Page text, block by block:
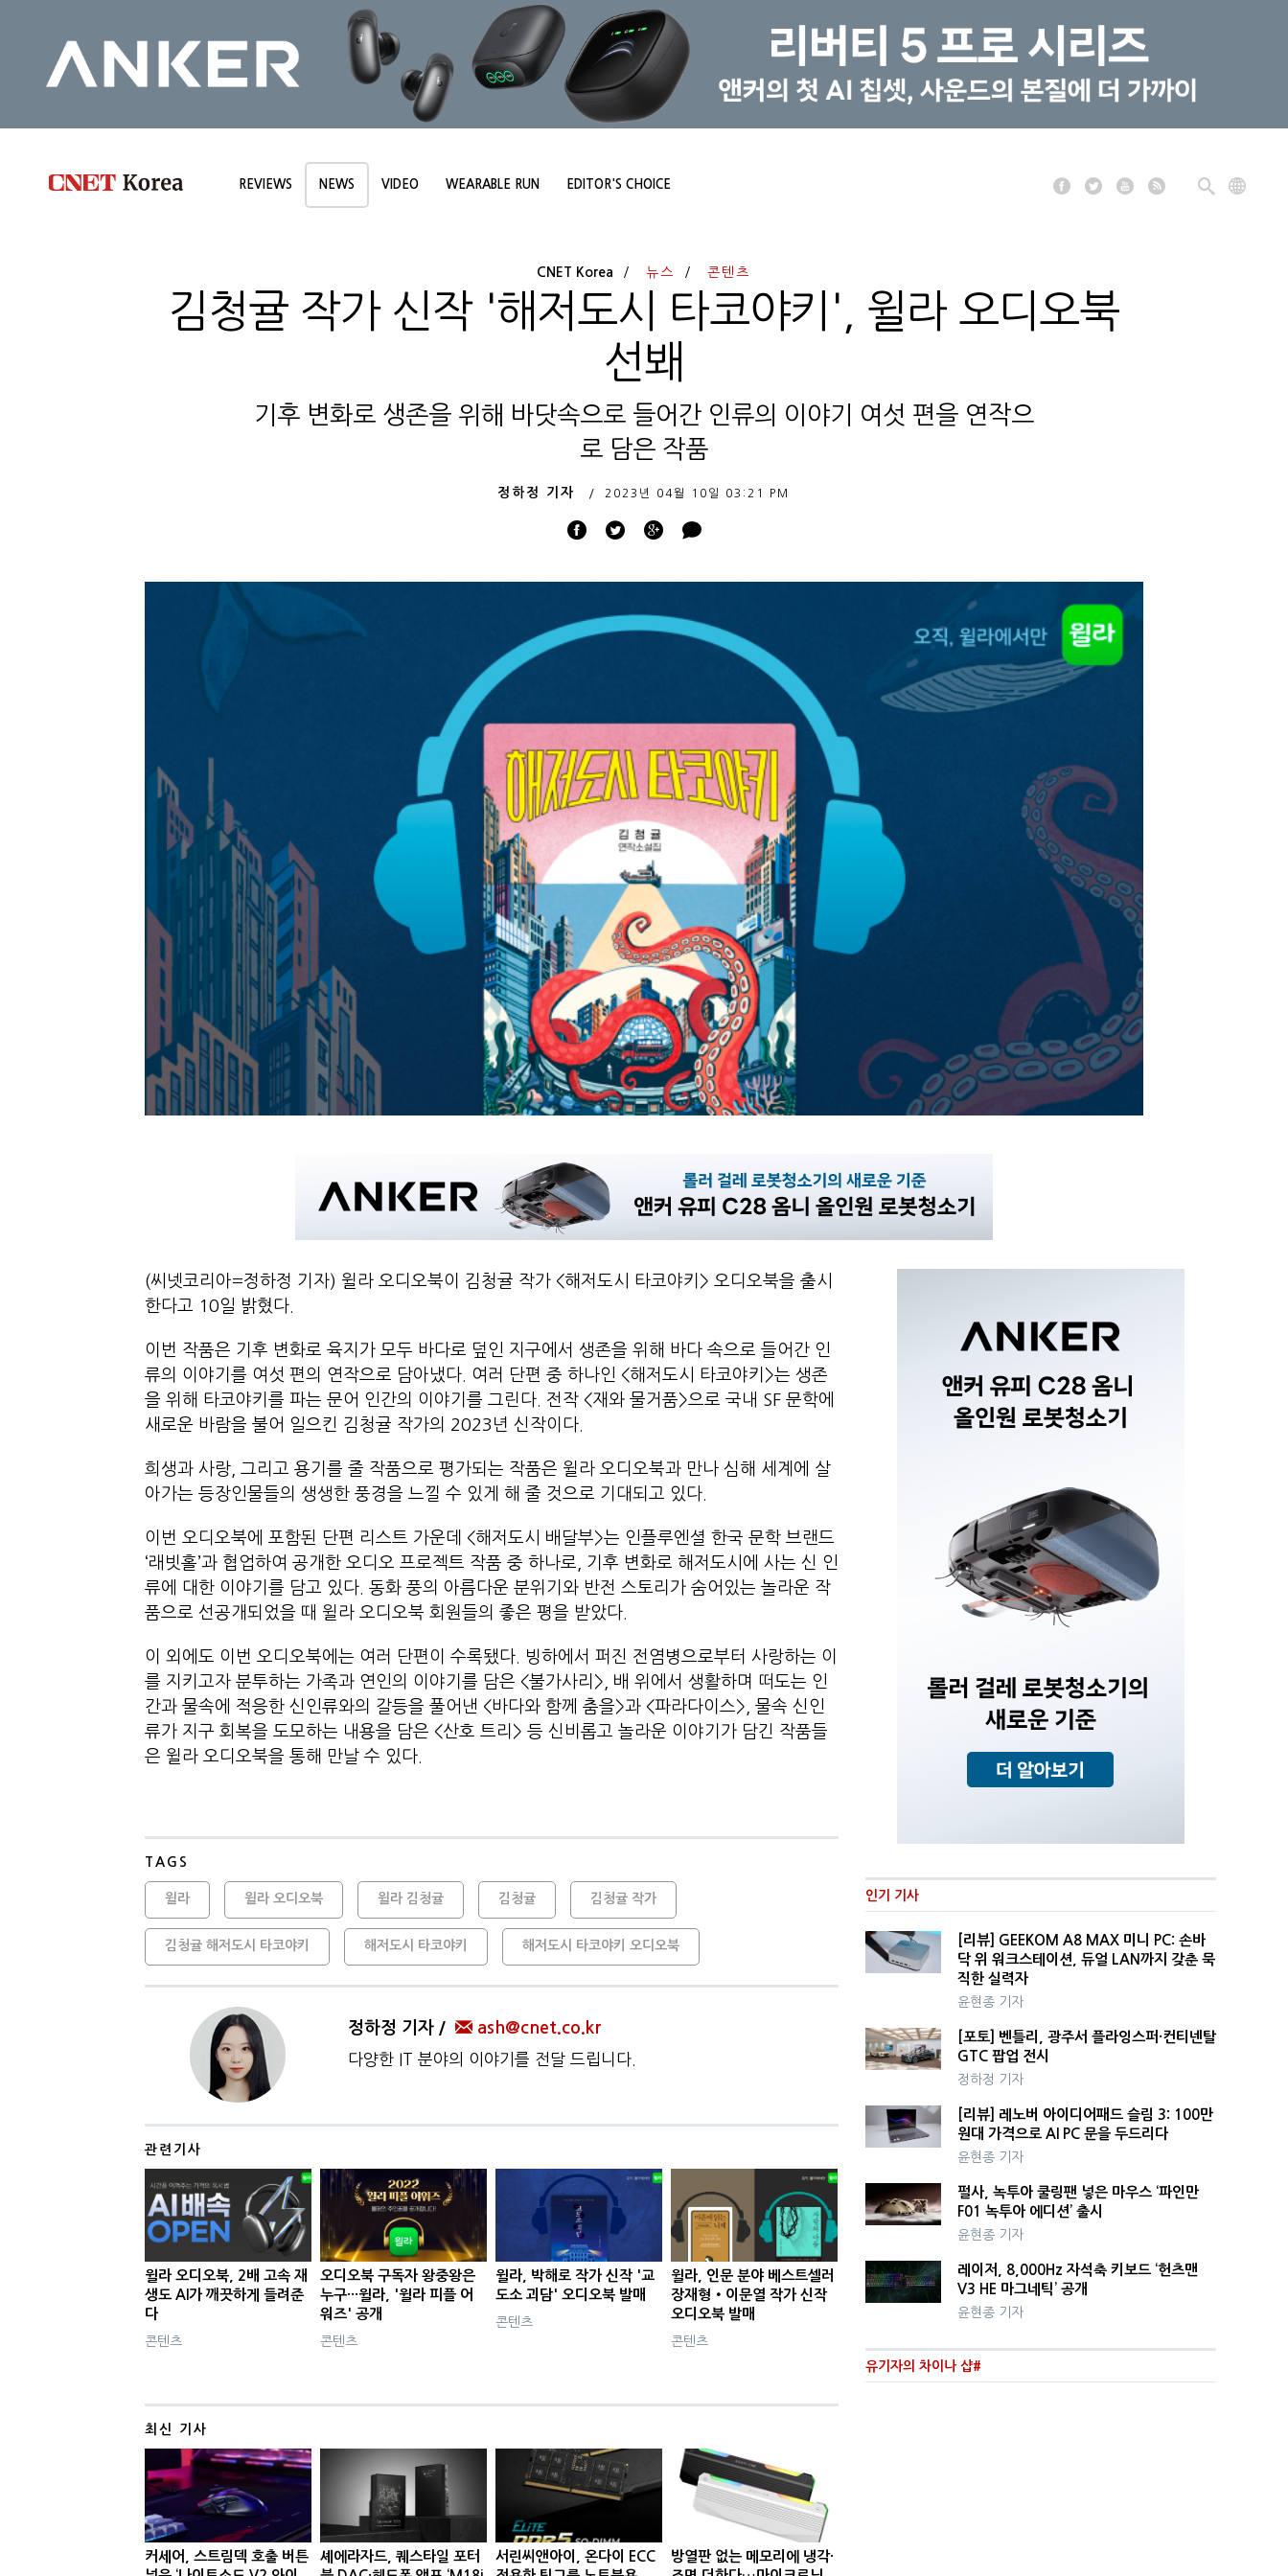
REVIEWS NEWS VIDEO WEARABLE RUN EDITOR'S CHOICE
CNET Korea 뉴스 콘텐츠
김청귤 작가 신작 '해저도시 타코야키', 윌라 오디오북
선봬
기후 변화로 생존을 위해 바닷속으로 들어간 인류의 이야기 여섯 편을 연작으
로 담은 작품
정하정 기자 2023년 04월 10일 03:21 PM
(씨넷코리아=정하정 기자) 윌라 오디오북이 김청귤 작가 <해저도시 타코야키> 오디오북을 출시
한다고 10일 밝혔다.
이번 작품은 기후 변화로 육지가 모두 바다로 덮인 지구에서 생존을 위해 바다 속으로 들어간 인
류의 이야기를 여섯 편의 연작으로 담아냈다. 여러 단편 중 하나인 <해저도시 타코야키>는 생존
을 위해 타코야키를 파는 문어 인간의 이야기를 그린다. 전작 <재와 물거품>으로 국내 SF 문학에
새로운 바람을 불어 일으킨 김청귤 작가의 2023년 신작이다.
희생과 사랑, 그리고 용기를 줄 작품으로 평가되는 작품은 윌라 오디오북과 만나 심해 세계에 살
아가는 등장인물들의 생생한 풍경을 느낄 수 있게 해 줄 것으로 기대되고 있다.
이번 오디오북에 포함된 단편 리스트 가운데 <해저도시 배달부>는 인플루엔셜 한국 문학 브랜드
‘래빗홀’과 협업하여 공개한 오디오 프로젝트 작품 중 하나로, 기후 변화로 해저도시에 사는 신 인
류에 대한 이야기를 담고 있다. 동화 풍의 아름다운 분위기와 반전 스토리가 숨어있는 놀라운 작
품으로 선공개되었을 때 윌라 오디오북 회원들의 좋은 평을 받았다.
이 외에도 이번 오디오북에는 여러 단편이 수록됐다. 빙하에서 퍼진 전염병으로부터 사랑하는 이
를 지키고자 분투하는 가족과 연인의 이야기를 담은 <불가사리>, 배 위에서 생활하며 떠도는 인
간과 물속에 적응한 신인류와의 갈등을 풀어낸 <바다와 함께 춤을>과 <파라다이스>, 물속 신인
류가 지구 회복을 도모하는 내용을 담은 <산호 트리> 등 신비롭고 놀라운 이야기가 담긴 작품들
은 윌라 오디오북을 통해 만날 수 있다.
TAGS
윌라 윌라 오디오북 윌라 김청귤 김청귤 김청귤 작가
김청귤 해저도시 타코야키 해저도시 타코야키 해저도시 타코야키 오디오북
정하정 기자 ash@cnet.co.kr
다양한 IT 분야의 이야기를 전달 드립니다.
관련기사
윌라 오디오북, 2배 고속 재
생도 AI가 깨끗하게 들려준
다
콘텐츠
오디오북 구독자 왕중왕은
누구···윌라, '윌라 피플 어
워즈' 공개
콘텐츠
윌라, 박해로 작가 신작 '교
도소 괴담' 오디오북 발매
콘텐츠
윌라, 인문 분야 베스트셀러
장재형‧이문열 작가 신작
오디오북 발매
콘텐츠
최신 기사
커세어, 스트림덱 호출 버튼
셰에라자드, 퀘스타일 포터
서린씨앤아이, 온다이 ECC
방열판 없는 메모리에 냉각·
인기 기사
[리뷰] GEEKOM A8 MAX 미니 PC: 손바
닥 위 워크스테이션, 듀얼 LAN까지 갖춘 묵
직한 실력자
윤현종 기자
[포토] 벤틀리, 광주서 플라잉스퍼·컨티넨탈
GTC 팝업 전시
정하정 기자
[리뷰] 레노버 아이디어패드 슬림 3: 100만
원대 가격으로 AI PC 문을 두드리다
윤현종 기자
펄사, 녹투아 쿨링팬 넣은 마우스 ‘파인만
F01 녹투아 에디션’ 출시
윤현종 기자
레이저, 8,000Hz 자석축 키보드 ‘헌츠맨
V3 HE 마그네틱’ 공개
윤현종 기자
유기자의 차이나 샵#